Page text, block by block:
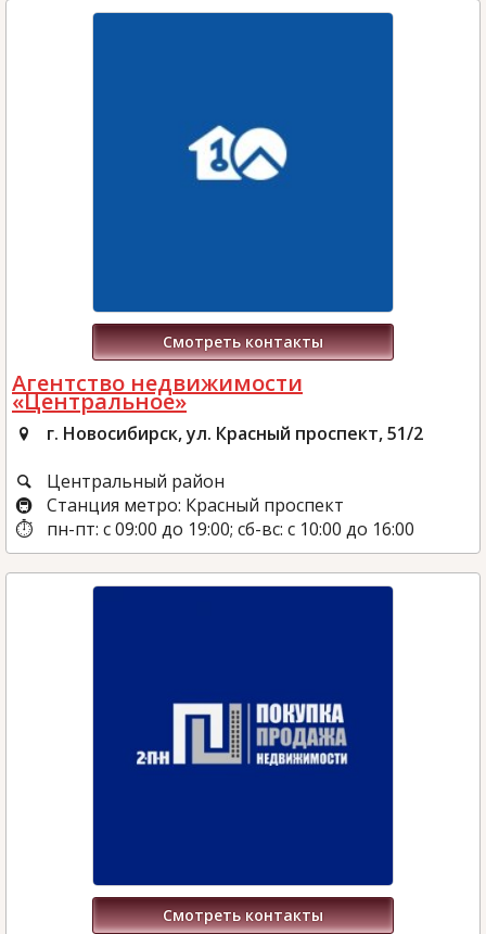
Смотреть контакты
Агентство недвижимости
«Центральное»
г. Новосибирск, ул. Красный проспект, 51/2
Центральный район
Станция метро: Красный проспект
пн-пт: с 09:00 до 19:00; сб-вс: с 10:00 до 16:00
Смотреть контакты